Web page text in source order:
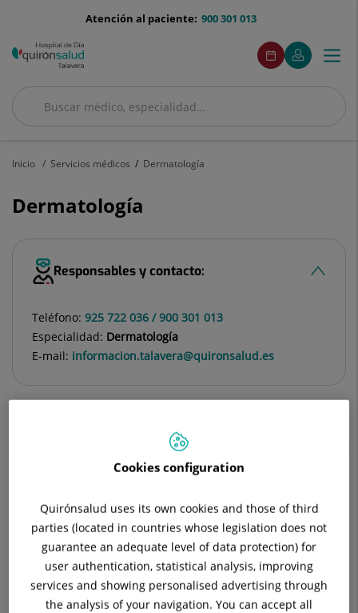
menu-
900 301 013
Atención al paciente:
Buscar
Buscar
menuAcceso
Pedir
cita
Este
enlace
se
en
Mi
Quirónsalud
Este
enlace
se
en
ventana
nueva.
Menú
Inicio Servicios médicos Dermatología
Dermatología
Responsables y contacto:
Teléfono: 925 722 036 / 900 301 013
Especialidad: Dermatología
E-mail: informacion.talavera@quironsalud.es
Equipo Médico
Consulta la información completa de esta
especialidaden la web de Quirónsalud.
Cookies configuration
Quirónsalud uses its own cookies and those of third
parties (located in countries whose legislation does not
guarantee an adequate level of data protection) for
user authentication, statistical analysis, improving
services and showing personalised advertising through
the analysis of your navigation. You can accept all